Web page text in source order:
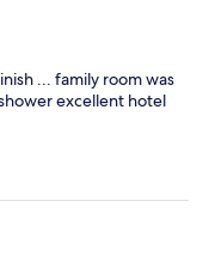
... family room was
excellent hotel